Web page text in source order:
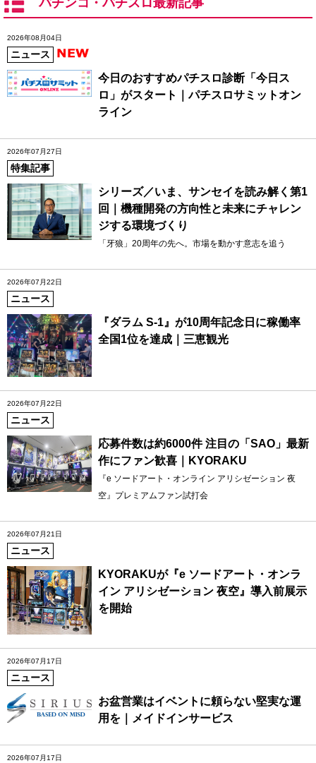
パチンコ・パチスロ最新記事
2026年08月04日
ニュース
今日のおすすめパチスロ診断「今日ス
ロ」がスタート｜パチスロサミットオン
ライン
2026年07月27日
特集記事
シリーズ／いま、サンセイを読み解く第1
回｜機種開発の方向性と未来にチャレン
ジする環境づくり
「牙狼」20周年の先へ。市場を動かす意志を追う
2026年07月22日
ニュース
『ダラム S-1』が10周年記念日に稼働率
全国1位を達成｜三恵観光
2026年07月22日
ニュース
応募件数は約6000件 注目の「SAO」最新
作にファン歓喜｜KYORAKU
『e ソードアート・オンライン アリシゼーション 夜
空』プレミアムファン試打会
2026年07月21日
ニュース
KYORAKUが『e ソードアート・オンラ
イン アリシゼーション 夜空』導入前展示
を開始
2026年07月17日
ニュース
お盆営業はイベントに頼らない堅実な運
用を｜メイドインサービス
2026年07月17日